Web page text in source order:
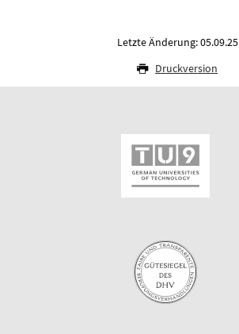
Letzte Änderung: 05.09.25
Druckversion